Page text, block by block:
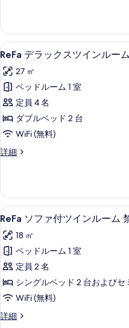
る
の
す
べ
て
の
写
真
を
表
る
ル
ー
ム
煙
の
詳
細
ReFa
デ
ラ
ッ
ク
ス
ツ
イ
ル
ー
ム
禁
煙
の
す
べ
て
8
ReFa デラックスツインルー
27 ㎡
ベッドルーム 1 室
定員 4 名
ダブルベッド 2 台
WiFi (無料)
詳細
ReFa
ク
ス
ツ
ン
ル
ー
ム
禁
煙
の
詳
ReFa
ソ
フ
ァ
付
ツ
イ
ン
6
ReFa ソファ付ツインルーム
18 ㎡
ベッドルーム 1 室
定員 2 名
シングルベッド 2 台およびセ
WiFi (無料)
詳細
ReFa